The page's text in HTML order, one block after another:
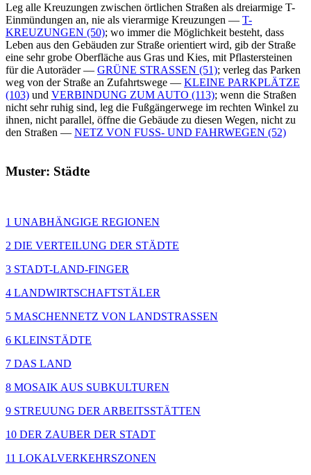
Leg alle Kreuzungen zwischen örtlichen Straßen als dreiarmige T-
Einmündungen an, nie als vierarmige Kreuzungen — T-
KREUZUNGEN (50); wo immer die Möglichkeit besteht, dass
Leben aus den Gebäuden zur Straße orientiert wird, gib der Straße
eine sehr grobe Oberfläche aus Gras und Kies, mit Pflastersteinen
für die Autoräder — GRÜNE STRASSEN (51); verleg das Parken
weg von der Straße an Zufahrtswege — KLEINE PARKPLÄTZE
(103) und VERBINDUNG ZUM AUTO (113); wenn die Straßen
nicht sehr ruhig sind, leg die Fußgängerwege im rechten Winkel zu
ihnen, nicht parallel, öffne die Gebäude zu diesen Wegen, nicht zu
den Straßen — NETZ VON FUSS- UND FAHRWEGEN (52)
Muster: Städte
1 UNABHÄNGIGE REGIONEN
2 DIE VERTEILUNG DER STÄDTE
3 STADT-LAND-FINGER
4 LANDWIRTSCHAFTSTÄLER
5 MASCHENNETZ VON LANDSTRASSEN
6 KLEINSTÄDTE
7 DAS LAND
8 MOSAIK AUS SUBKULTUREN
9 STREUUNG DER ARBEITSSTÄTTEN
10 DER ZAUBER DER STADT
11 LOKALVERKEHRSZONEN